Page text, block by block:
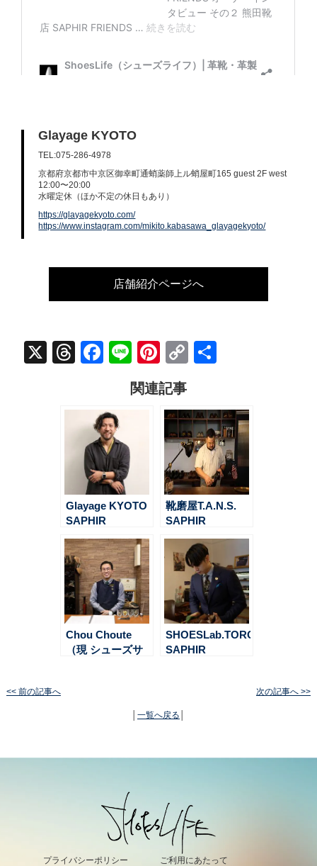
Glayage KYOTO
TEL:075-286-4978
京都府京都市中京区御幸町通蛸薬師上ル蛸屋町165 guest 2F west
12:00〜20:00
水曜定休（ほか不定の休日もあり）
https://glayagekyoto.com/
https://www.instagram.com/mikito.kabasawa_glayagekyoto/
店舗紹介ページへ
X Threads
Facebook
LinePinterest
Copy
関連記事
Glayage KYOTO
SAPHIR
ーインタビュー
その２
靴磨屋T.A.N.S.
SAPHIR
ーインタビュー
その１
Chou Choute
（現 シューズサ
ーインタビュー
SHOESLab.TORCH
SAPHIR
<< 前の記事へ 次の記事へ >>
一覧へ戻る
プライバシーポリシー ご利用にあたって